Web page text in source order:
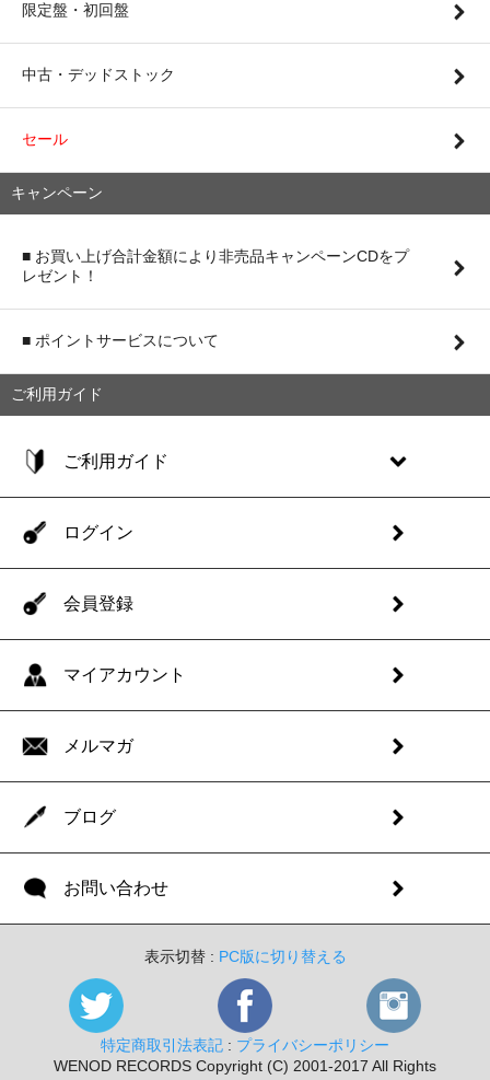
限定盤・初回盤
中古・デッドストック
セール
キャンペーン
■ お買い上げ合計金額により非売品キャンペーンCDをプ
レゼント！
■ ポイントサービスについて
ご利用ガイド
ご利用ガイド
ログイン
会員登録
マイアカウント
メルマガ
ブログ
お問い合わせ
表示切替 : PC版に切り替える
特定商取引法表記 : プライバシーポリシー
WENOD RECORDS Copyright (C) 2001-2017 All Rights